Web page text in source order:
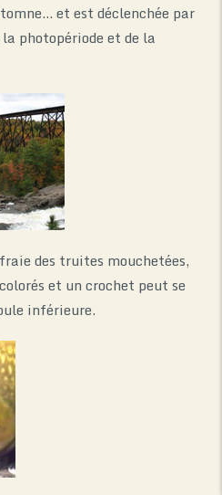
et est déclenchée par
photopériode et de la
des truites mouchetées,
et un crochet peut se
inférieure.